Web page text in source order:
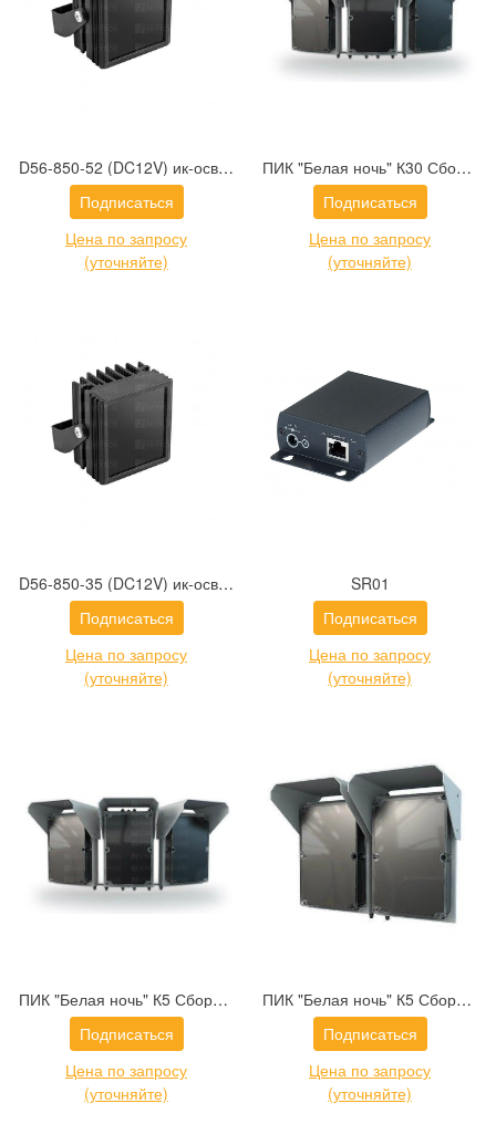
D56-850-52 (DC12V) ик-осветитель IR Technologies
Подписаться
Цена по запросу
(уточняйте)
ПИК "Белая ночь" К30 Сборка из 3-х прожекторов и БП
Подписаться
Цена по запросу
(уточняйте)
D56-850-35 (DC12V) ик-осветитель IR Technologies
Подписаться
Цена по запросу
(уточняйте)
SR01
Подписаться
Цена по запросу
(уточняйте)
ПИК "Белая ночь" К5 Сборка из 3-х прожекторов и БП
Подписаться
Цена по запросу
(уточняйте)
ПИК "Белая ночь" К5 Сборка из 2-х прожекторов и БП
Подписаться
Цена по запросу
(уточняйте)